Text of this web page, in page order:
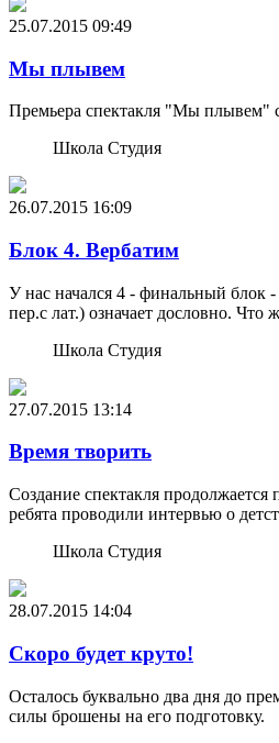
25.07.2015 09:49
Мы плывем
Премьера спектакля "Мы плывем"
Школа Студия
26.07.2015 16:09
Блок 4. Вербатим
У нас начался 4 - финальный блок
пер.с лат.) означает дословно. Что
Школа Студия
27.07.2015 13:14
Время творить
Создание спектакля
ребята проводили интервью о
Школа Студия
28.07.2015 14:04
Скоро будет круто!
Осталось буквально два дня до
силы брошены на его подготовку.